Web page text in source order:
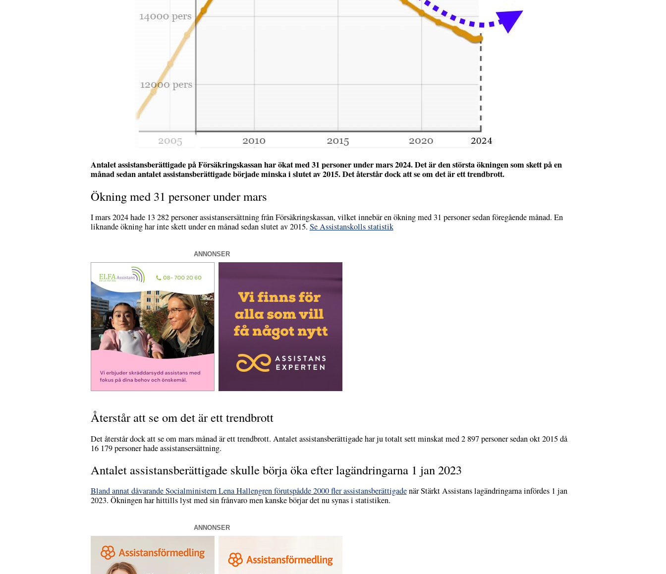
Antalet assistansberättigade på Försäkringskassan har ökat med 31 personer under mars 2024. Det är den största ökningen som skett på en
månad sedan antalet assistansberättigade började minska i slutet av 2015. Det återstår dock att se om det är ett trendbrott.
Ökning med 31 personer under mars
I mars 2024 hade 13 282 personer assistansersättning från Försäkringskassan, vilket innebär en ökning med 31 personer sedan föregående månad. En
liknande ökning har inte skett under en månad sedan slutet av 2015. Se Assistanskolls statistik
ANNONSER
Återstår att se om det är ett trendbrott
Det återstår dock att se om mars månad är ett trendbrott. Antalet assistansberättigade har ju totalt sett minskat med 2 897 personer sedan okt 2015 då
16 179 personer hade assistansersättning.
Antalet assistansberättigade skulle börja öka efter lagändringarna 1 jan 2023
Bland annat dåvarande Socialministern Lena Hallengren förutspådde 2000 fler assistansberättigadenär Stärkt Assistans lagändringarna infördes 1 jan
2023. Ökningen har hittills lyst med sin frånvaro men kanske börjar det nu synas i statistiken.
ANNONSER